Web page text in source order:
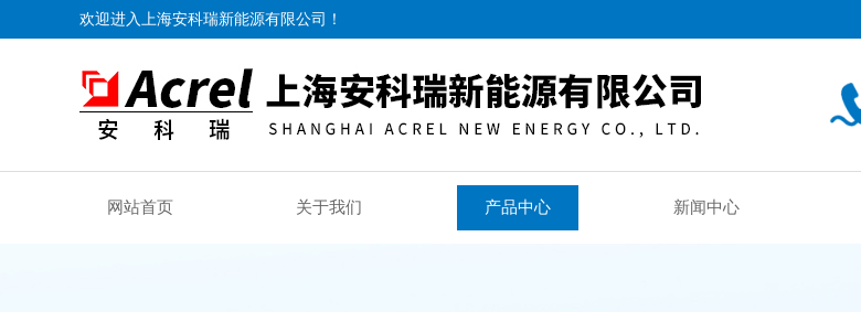
欢迎进入上海安科瑞新能源有限公司！
网站首页 关于我们 产品中心 新闻中心